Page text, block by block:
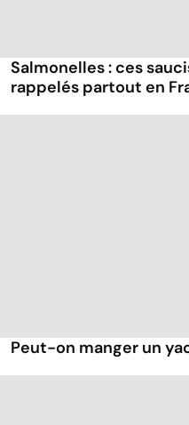
Salmonelles : ces
rappelés partout en
Peut-on manger un